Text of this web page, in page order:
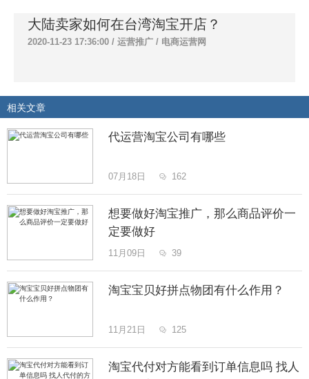
大陆卖家如何在台湾淘宝开店？
2020-11-23 17:36:00 / 运营推广 / 电商运营网
相关文章
代运营淘宝公司有哪些
07月18日  162
想要做好淘宝推广，那么商品评价一
定要做好
11月09日  39
淘宝宝贝好拼点物团有什么作用？
11月21日  125
淘宝代付对方能看到订单信息吗 找人